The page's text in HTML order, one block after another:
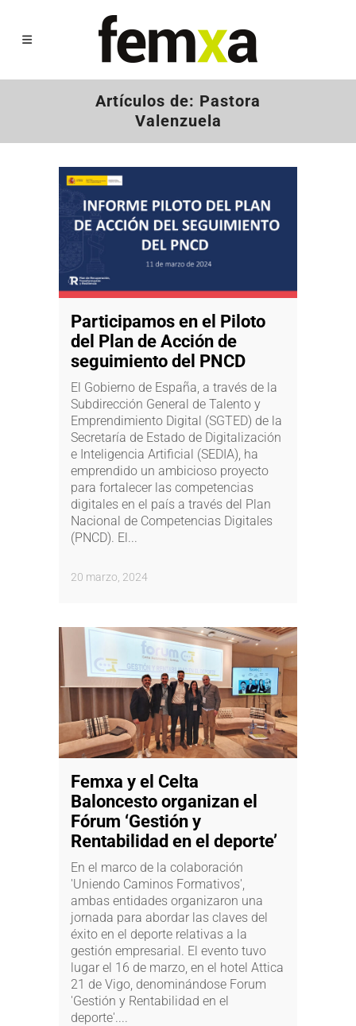
Artículos de: Pastora
Valenzuela
Participamos en el Piloto
del Plan de Acción de
seguimiento del PNCD
El Gobierno de España, a través de la
Subdirección General de Talento y
Emprendimiento Digital (SGTED) de la
Secretaría de Estado de Digitalización
e Inteligencia Artificial (SEDIA), ha
emprendido un ambicioso proyecto
para fortalecer las competencias
digitales en el país a través del Plan
Nacional de Competencias Digitales
(PNCD). El...
20 marzo, 2024
Femxa y el Celta
Baloncesto organizan el
Fórum ‘Gestión y
Rentabilidad en el deporte’
En el marco de la colaboración
'Uniendo Caminos Formativos',
ambas entidades organizaron una
jornada para abordar las claves del
éxito en el deporte relativas a la
gestión empresarial. El evento tuvo
lugar el 16 de marzo, en el hotel Attica
21 de Vigo, denominándose Forum
'Gestión y Rentabilidad en el
deporte'....